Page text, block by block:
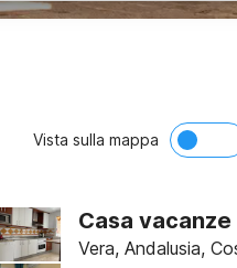
Vista sulla mappa
Casa
Vera, Andalusia,